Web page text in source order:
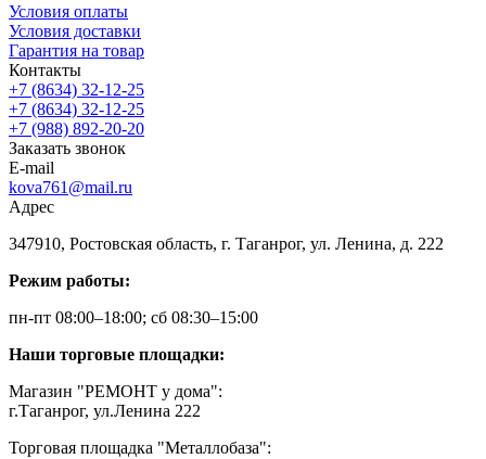
Условия оплаты
Условия доставки
Гарантия на товар
Контакты
+7 (8634) 32-12-25
+7 (8634) 32-12-25
+7 (988) 892-20-20
Заказать звонок
E-mail
kova761@mail.ru
Адрес
347910, Ростовская область, г. Таганрог, ул. Ленина, д. 222
Режим работы:
пн-пт 08:00–18:00; сб 08:30–15:00
Наши торговые площадки:
Магазин "РЕМОНТ у дома":
г.Таганрог, ул.Ленина 222
Торговая площадка "Металлобаза":